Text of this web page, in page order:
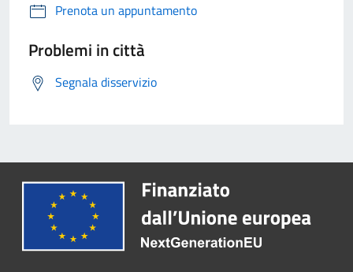
Prenota un appuntamento
Problemi in città
Segnala disservizio